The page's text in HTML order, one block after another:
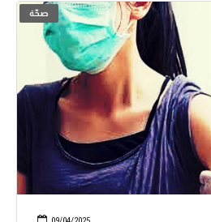
صحّة